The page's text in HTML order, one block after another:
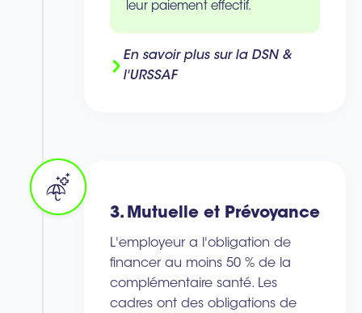
leur paiement effectif.
En savoir plus sur la DSN &
l'URSSAF
3. Mutuelle et Prévoyance
L'employeur a l'obligation de
financer au moins 50 % de la
complémentaire santé. Les
cadres ont des obligations de